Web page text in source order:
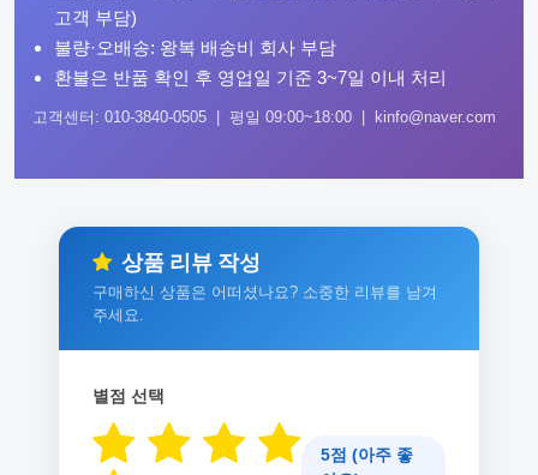
고객 부담)
불량·오배송: 왕복 배송비 회사 부담
환불은 반품 확인 후 영업일 기준 3~7일 이내 처리
고객센터: 010-3840-0505 | 평일 09:00~18:00 | kinfo@naver.com
상품 리뷰 작성
구매하신 상품은 어떠셨나요? 소중한 리뷰를 남겨
주세요.
별점 선택
5점 (아주 좋